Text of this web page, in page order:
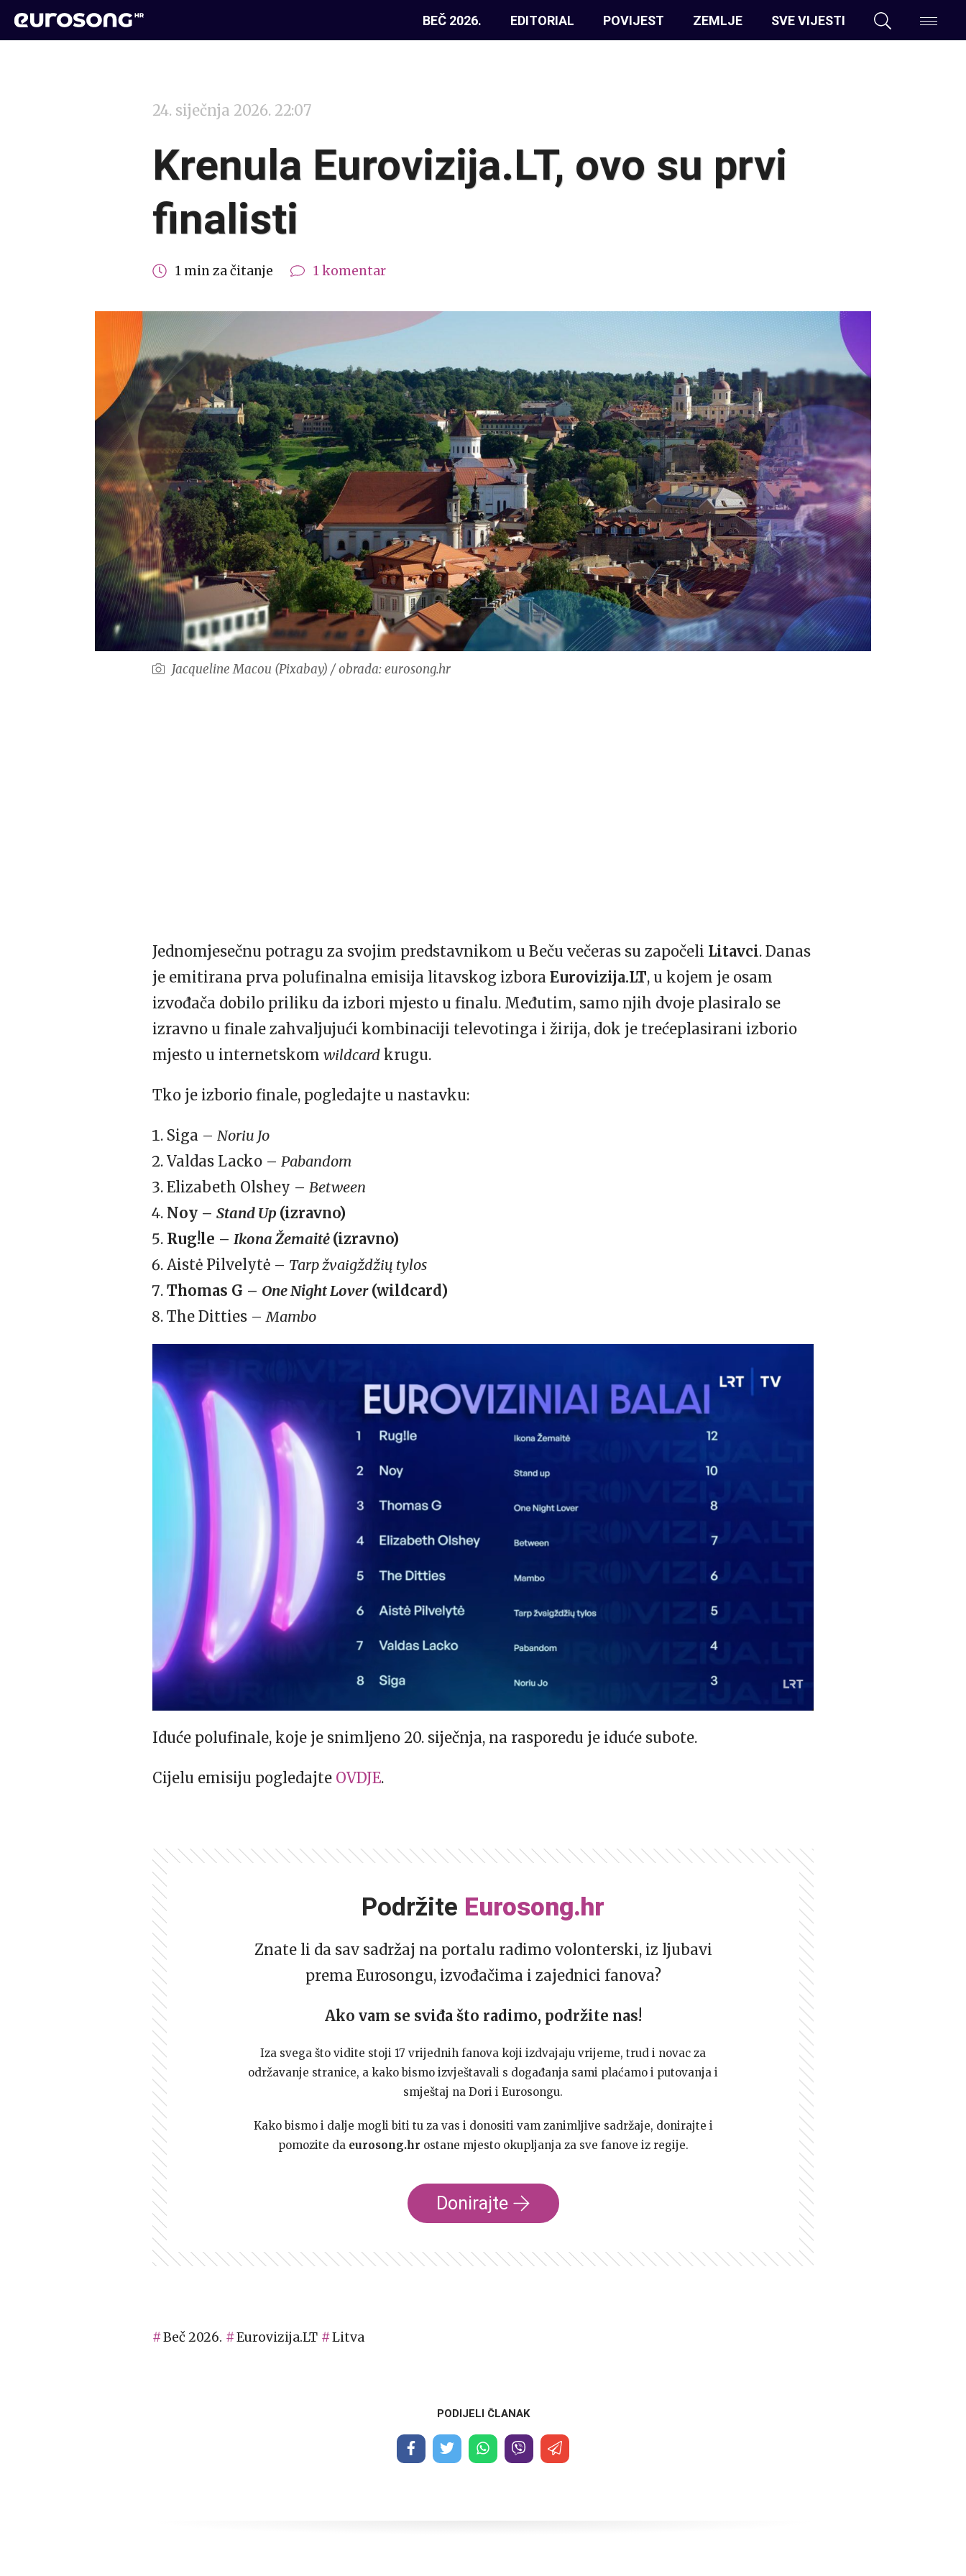
BEČ 2026. EDITORIAL POVIJEST ZEMLJE SVE VIJESTI
24. siječnja 2026. 22:07
Krenula Eurovizija.LT, ovo su prvi
finalisti
1 min za čitanje 1 komentar
Jacqueline Macou (Pixabay) / obrada: eurosong.hr
Jednomjesečnu potragu za svojim predstavnikom u Beču večeras su započeli Litavci. Danas
je emitirana prva polufinalna emisija litavskog izbora Eurovizija.LT, u kojem je osam
izvođača dobilo priliku da izbori mjesto u finalu. Međutim, samo njih dvoje plasiralo se
izravno u finale zahvaljujući kombinaciji televotinga i žirija, dok je trećeplasirani izborio
mjesto u internetskom wildcard krugu.
Tko je izborio finale, pogledajte u nastavku:
Siga – Noriu Jo
Valdas Lacko – Pabandom
Elizabeth Olshey – Between
Noy – Stand Up (izravno)
Rug!le – Ikona Žemaitė (izravno)
Aistė Pilvelytė – Tarp žvaigždžių tylos
Thomas G – One Night Lover(wildcard)
The Ditties – Mambo
Iduće polufinale, koje je snimljeno 20. siječnja, na rasporedu je iduće subote.
Cijelu emisiju pogledajte OVDJE.
Podržite Eurosong.hr
Znate li da sav sadržaj na portalu radimo volonterski, iz ljubavi
prema Eurosongu, izvođačima i zajednici fanova?
Ako vam se sviđa što radimo, podržite nas!
Iza svega što vidite stoji 17 vrijednih fanova koji izdvajaju vrijeme, trud i novac za
održavanje stranice, a kako bismo izvještavali s događanja sami plaćamo i putovanja i
smještaj na Dori i Eurosongu.
Kako bismo i dalje mogli biti tu za vas i donositi vam zanimljive sadržaje, donirajte i
pomozite da eurosong.hr ostane mjesto okupljanja za sve fanove iz regije.
Donirajte
Beč 2026. Eurovizija.LT Litva
PODIJELI ČLANAK